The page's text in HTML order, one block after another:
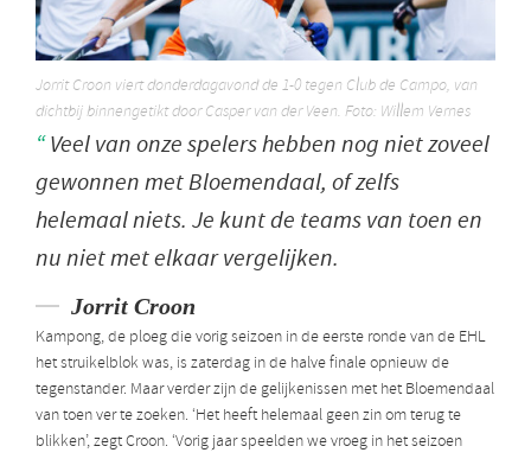
Jorrit Croon viert donderdagavond de 1-0 tegen Club de Campo, van
dichtbij binnengetikt door Casper van der Veen. Foto: Willem Vernes
Veel van onze spelers hebben nog niet zoveel
gewonnen met Bloemendaal, of zelfs
helemaal niets. Je kunt de teams van toen en
nu niet met elkaar vergelijken.
Jorrit Croon
Kampong, de ploeg die vorig seizoen in de eerste ronde van de EHL
het struikelblok was, is zaterdag in de halve finale opnieuw de
tegenstander. Maar verder zijn de gelijkenissen met het Bloemendaal
van toen ver te zoeken. ‘Het heeft helemaal geen zin om terug te
blikken’, zegt Croon. ‘Vorig jaar speelden we vroeg in het seizoen